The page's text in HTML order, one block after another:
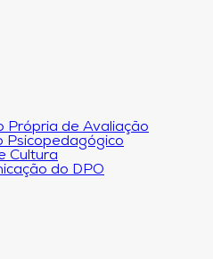
Própria de Avaliação
Psicopedagógico
Cultura
do DPO